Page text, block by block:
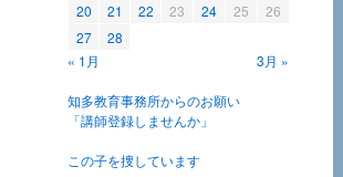
20
21 22 23 24 25
26
27
28
« 1月
3月 »
知多教育事務所からのお願い
「講師登録しませんか」
この子を捜しています